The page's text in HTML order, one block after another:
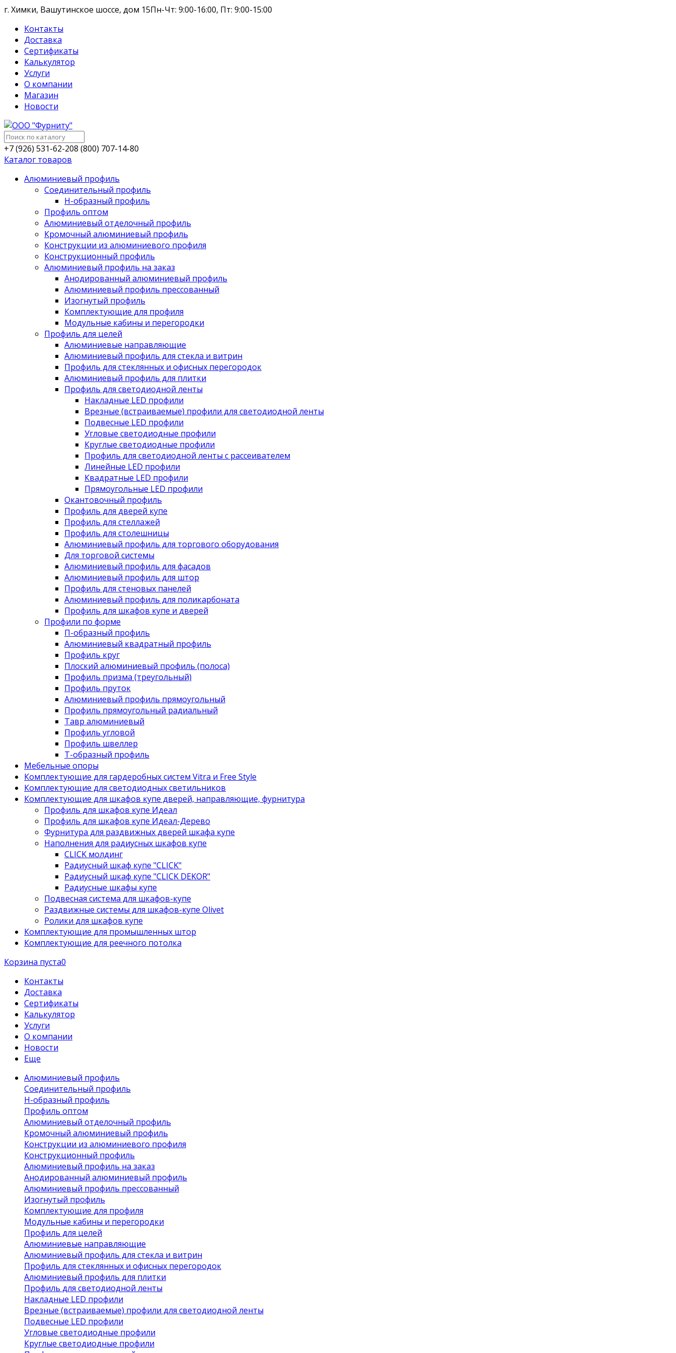
г. Химки, Вашутинское шоссе, дом 15Пн-Чт: 9:00-16:00, Пт: 9:00-15:00
Контакты
Доставка
Сертификаты
Калькулятор
Услуги
О компании
Магазин
Новости
+7 (926) 531-62-208 (800) 707-14-80
Каталог товаров
Алюминиевый профиль
Соединительный профиль
Н-образный профиль
Профиль оптом
Алюминиевый отделочный профиль
Кромочный алюминиевый профиль
Конструкции из алюминиевого профиля
Конструкционный профиль
Алюминиевый профиль на заказ
Анодированный алюминиевый профиль
Алюминиевый профиль прессованный
Изогнутый профиль
Комплектующие для профиля
Модульные кабины и перегородки
Профиль для целей
Алюминиевые направляющие
Алюминиевый профиль для стекла и витрин
Профиль для стеклянных и офисных перегородок
Алюминиевый профиль для плитки
Профиль для светодиодной ленты
Накладные LED профили
Врезные (встраиваемые) профили для светодиодной ленты
Подвесные LED профили
Угловые светодиодные профили
Круглые светодиодные профили
Профиль для светодиодной ленты с рассеивателем
Линейные LED профили
Квадратные LED профили
Прямоугольные LED профили
Окантовочный профиль
Профиль для дверей купе
Профиль для стеллажей
Профиль для столешницы
Алюминиевый профиль для торгового оборудования
Для торговой системы
Алюминиевый профиль для фасадов
Алюминиевый профиль для штор
Профиль для стеновых панелей
Алюминиевый профиль для поликарбоната
Профиль для шкафов купе и дверей
Профили по форме
П-образный профиль
Алюминиевый квадратный профиль
Профиль круг
Плоский алюминиевый профиль (полоса)
Профиль призма (треугольный)
Профиль пруток
Алюминиевый профиль прямоугольный
Профиль прямоугольный радиальный
Тавр алюминиевый
Профиль угловой
Профиль швеллер
Т-образный профиль
Мебельные опоры
Комплектующие для гардеробных систем Vitra и Free Style
Комплектующие для светодиодных светильников
Комплектующие для шкафов купе дверей, направляющие, фурнитура
Профиль для шкафов купе Идеал
Профиль для шкафов купе Идеал-Дерево
Фурнитура для раздвижных дверей шкафа купе
Наполнения для радиусных шкафов купе
CLICK молдинг
Радиусный шкаф купе "CLICK"
Радиусный шкаф купе "CLICK DEKOR"
Радиусные шкафы купе
Подвесная система для шкафов-купе
Раздвижные системы для шкафов-купе Olivet
Ролики для шкафов купе
Комплектующие для промышленных штор
Комплектующие для реечного потолка
Корзина пуста0
Контакты
Доставка
Сертификаты
Калькулятор
Услуги
О компании
Новости
Еще
Алюминиевый профиль
Соединительный профиль
Н-образный профиль
Профиль оптом
Алюминиевый отделочный профиль
Кромочный алюминиевый профиль
Конструкции из алюминиевого профиля
Конструкционный профиль
Алюминиевый профиль на заказ
Анодированный алюминиевый профиль
Алюминиевый профиль прессованный
Изогнутый профиль
Комплектующие для профиля
Модульные кабины и перегородки
Профиль для целей
Алюминиевые направляющие
Алюминиевый профиль для стекла и витрин
Профиль для стеклянных и офисных перегородок
Алюминиевый профиль для плитки
Профиль для светодиодной ленты
Накладные LED профили
Врезные (встраиваемые) профили для светодиодной ленты
Подвесные LED профили
Угловые светодиодные профили
Круглые светодиодные профили